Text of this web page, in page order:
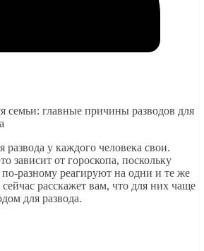
развода у каждого человека свои.
зависит от гороскопа, поскольку
разному реагируют на одни и те же
расскажет вам, что для них чаще
для развода.